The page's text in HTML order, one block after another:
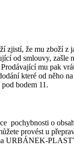
zjistí, že mu zboží z
od smlouvy, zašle
mu pak
které od něho
bodem 11.
pochybnosti o
provést u
URBÁNEK-